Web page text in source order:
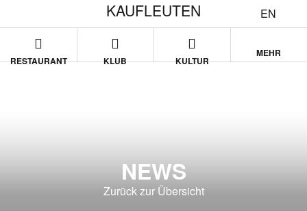
EN
KAUFLEUTEN
RESTAURANT KLUB KULTUR
MEHR
NEWS
Zurück zur Übersicht